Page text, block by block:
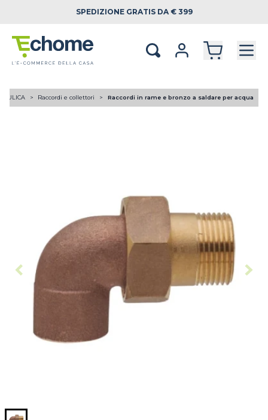
SPEDIZIONE GRATIS DA € 399
Raccordi e collettori Raccordi in rame e bronzo a saldare per acqua